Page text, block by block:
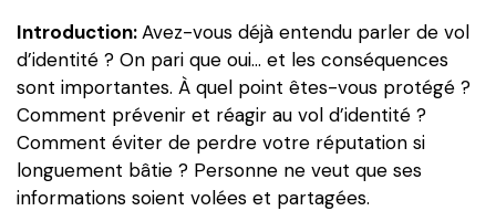
RÉAGIR
AU
VOL
D’IDENTITÉ
Introduction:Avez-vous déjà entendu parler de vol
d’identité ? On pari que oui… et les conséquences
sont importantes. À quel point êtes-vous protégé ?
Comment prévenir et réagir au vol d’identité ?
Comment éviter de perdre votre réputation si
longuement bâtie ? Personne ne veut que ses
informations soient volées et partagées.